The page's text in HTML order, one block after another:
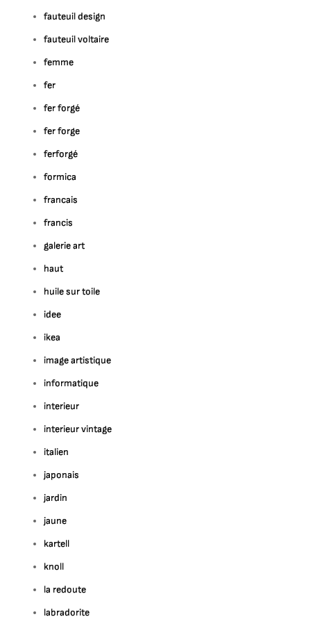
fauteuil design
fauteuil voltaire
femme
fer
fer forgé
fer forge
ferforgé
formica
francais
francis
galerie art
haut
huile sur toile
idee
ikea
image artistique
informatique
interieur
interieur vintage
italien
japonais
jardin
jaune
kartell
knoll
la redoute
labradorite